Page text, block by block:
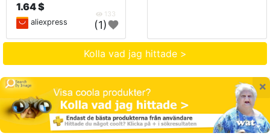
1.64 $
133
aliexpress (1)
Kolla vad jag hittade >
×